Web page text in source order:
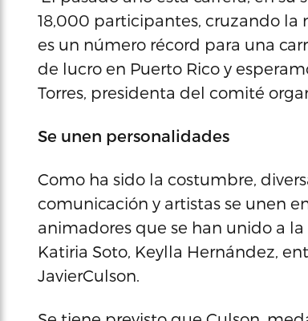
18,000 participantes, cruzando la
es un número récord para una
de lucro en Puerto Rico y
Torres, presidenta del comité
Se unen personalidades
Como ha sido la costumbre,
comunicación y artistas se unen
animadores que se han unido a
Katiria Soto, Keylla Hernández,
JavierCulson.